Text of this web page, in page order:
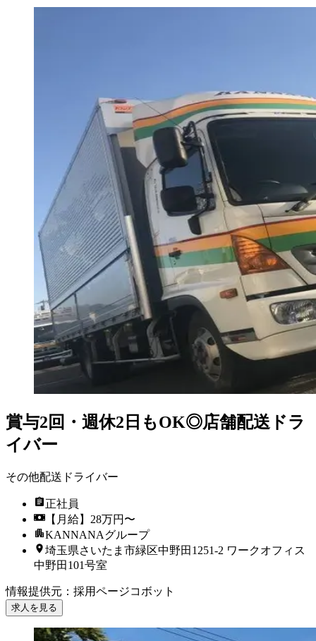
賞与2回・週休2日もOK◎店舗配送ドラ
イバー
その他配送ドライバー
正社員
【月給】28万円〜
KANNANAグループ
埼玉県さいたま市緑区中野田1251-2 ワークオフィス
中野田101号室
情報提供元 ： 採用ページコボット
求人を見る